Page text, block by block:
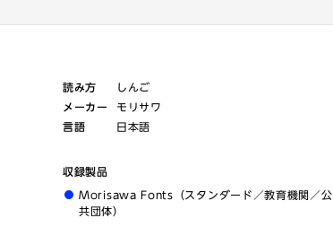
読み方
しんご
メーカー
モリサワ
言語
日本語
収録製品
Morisawa Fonts（スタンダード／教育機関／公
共団体）